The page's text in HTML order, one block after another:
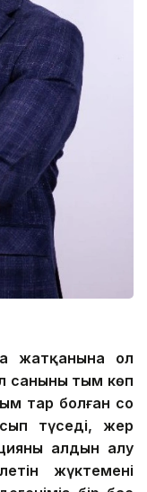
жатқанына ол
тым көп
тар болған соң
түседі, жер
алдын алу
жүктемені